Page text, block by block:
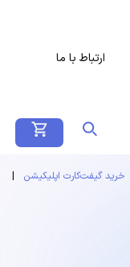
ارتباط با ما
خرید گیفت‌کارت اپلیکیشن |